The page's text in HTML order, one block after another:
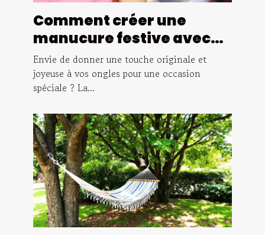
Comment créer une
manucure festive avec
des stickers thématiques
?
Envie de donner une touche originale et
joyeuse à vos ongles pour une occasion
spéciale ? La...